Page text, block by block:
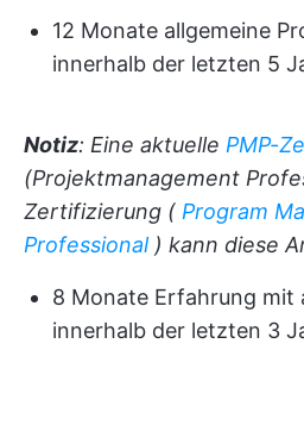
12 Monate allgemeine
innerhalb der letzten 5
Notiz: Eine aktuelle PMP-
(Projektmanagement
Zertifizierung ( Program
Professional ) kann diese
8 Monate Erfahrung mit
innerhalb der letzten 3